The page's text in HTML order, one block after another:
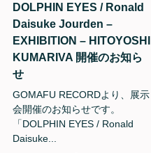
DOLPHIN EYES / Ronald
Daisuke Jourden –
EXHIBITION – HITOYOSHI
KUMARIVA 開催のお知ら
せ
GOMAFU RECORDより、展示
会開催のお知らせです。
「DOLPHIN EYES / Ronald
Daisuke...